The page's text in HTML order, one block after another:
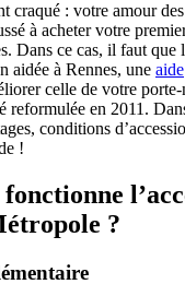
craqué : votre amour
à acheter votre
Dans ce cas, il faut que
aidée à Rennes, une aide
celle de votre
reformulée en 2011.
conditions
!
?